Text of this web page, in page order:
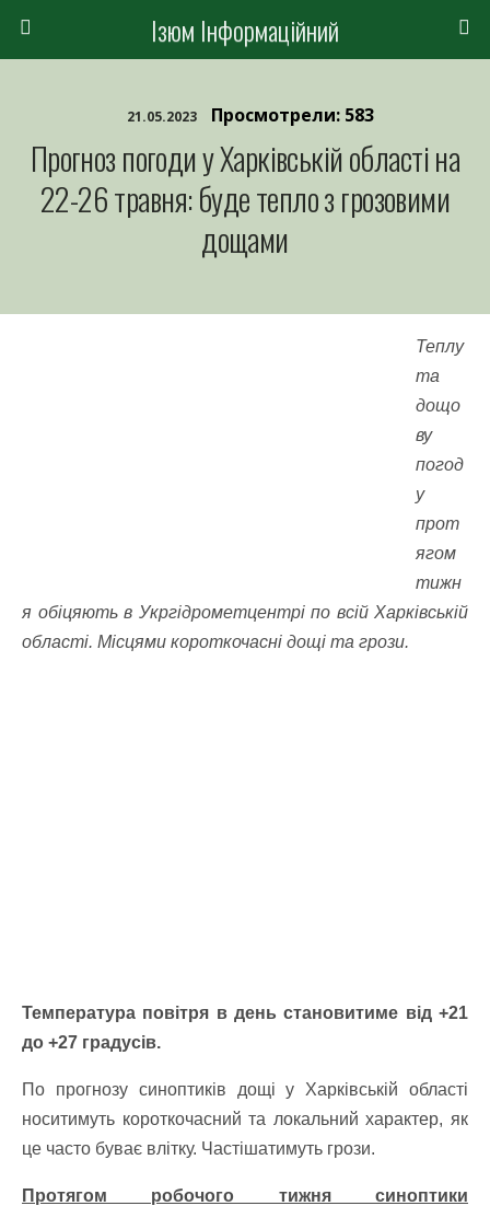
Ізюм Інформаційний
21.05.2023 Просмотрели: 583
Прогноз погоди у Харківській області на
22-26 травня: буде тепло з грозовими
дощами
Теплу
та
дощо
ву
погод
у
прот
ягом
тижн
я обіцяють в Укргідрометцентрі по всій Харківській
області. Місцями короткочасні дощі та грози.
Температура повітря в день становитиме від +21
до +27 градусів.
По прогнозу синоптиків дощі у Харківській області
носитимуть короткочасний та локальний характер, як
це часто буває влітку. Частішатимуть грози.
Протягом робочого тижня синоптики